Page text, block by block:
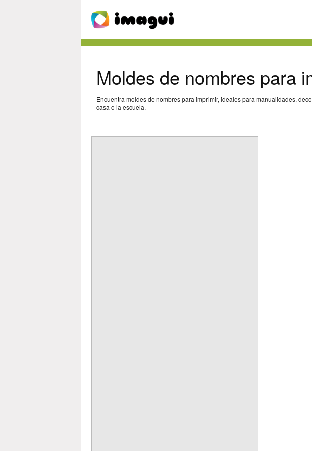
Moldes de nombres para
Encuentra moldes de nombres para imprimir, ideales para manualidades,
casa o la escuela.